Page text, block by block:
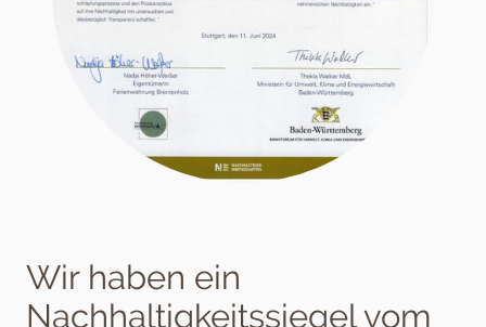
Wir haben ein
Nachhaltigkeitssiegel vom